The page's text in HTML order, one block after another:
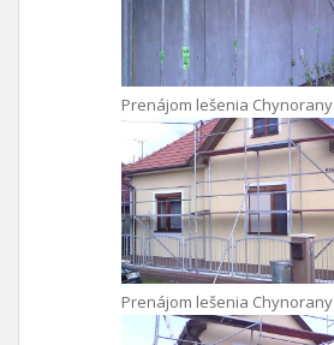
Prenájom lešenia Chynorany
Prenájom lešenia Chynorany